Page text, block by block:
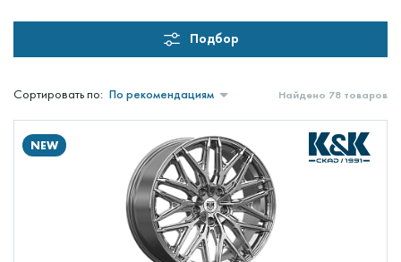
Подбор
Сортировать по: По рекомендациям Найдено 78 товаров
NEW